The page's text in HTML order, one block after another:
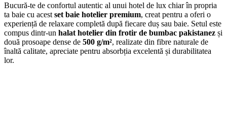
Bucură-te de confortul autentic al unui hotel de lux chiar în propria
ta baie cu acest set baie hotelier premium, creat pentru a oferi o
experiență de relaxare completă după fiecare duș sau baie. Setul este
compus dintr-un halat hotelier din frotir de bumbac pakistanez și
două prosoape dense de 500 g/m², realizate din fibre naturale de
înaltă calitate, apreciate pentru absorbția excelentă și durabilitatea
lor.